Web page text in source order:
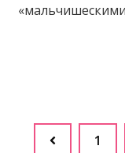
Пагинация
1